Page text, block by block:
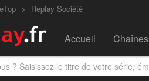
Replay Société
Accueil Chaînes